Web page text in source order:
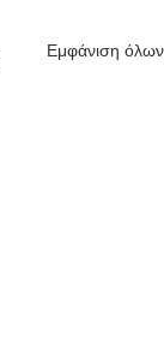
Εμφάνιση όλων